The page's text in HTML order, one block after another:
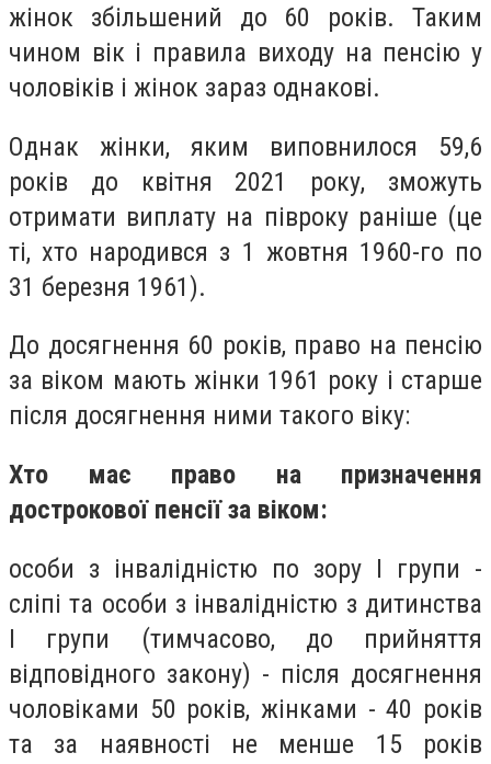
жінок збільшений до 60 років. Таким
чином вік і правила виходу на пенсію у
чоловіків і жінок зараз однакові.
Однак жінки, яким виповнилося 59,6
років до квітня 2021 року, зможуть
отримати виплату на півроку раніше (це
ті, хто народився з 1 жовтня 1960-го по
31 березня 1961).
До досягнення 60 років, право на пенсію
за віком мають жінки 1961 року і старше
після досягнення ними такого віку:
Хто має право на призначення
дострокової пенсії за віком:
особи з інвалідністю по зору I групи -
сліпі та особи з інвалідністю з дитинства
I групи (тимчасово, до прийняття
відповідного закону) - після досягнення
чоловіками 50 років, жінками - 40 років
та за наявності не менше 15 років